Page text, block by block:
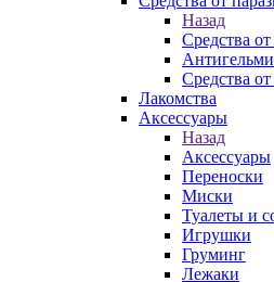
Назад
Средства
Средства
Лакомства
Аксессуары
Назад
Аксессуары
Переноски
Миски
Туалеты и
Игрушки
Груминг
Лежаки